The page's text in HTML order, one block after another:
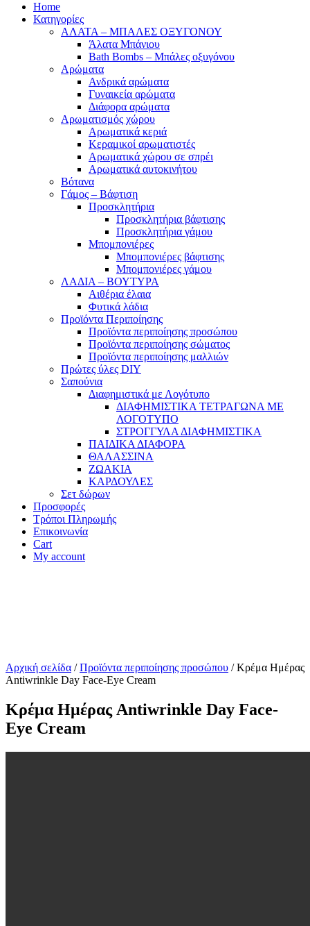
Home
Κατηγορίες
ΑΛΑΤΑ – ΜΠΑΛΕΣ ΟΞΥΓΟΝΟΥ
Άλατα Μπάνιου
Bath Bombs – Μπάλες οξυγόνου
Αρώματα
Ανδρικά αρώματα
Γυναικεία αρώματα
Διάφορα αρώματα
Αρωματισμός χώρου
Αρωματικά κεριά
Kεραμικοί αρωματιστές
Αρωματικά χώρου σε σπρέι
Aρωματικά αυτοκινήτου
Βότανα
Γάμος – Βάφτιση
Προσκλητήρια
Προσκλητήρια βάφτισης
Προσκλητήρια γάμου
Μπομπονιέρες
Μπομπονιέρες βάφτισης
Μπομπονιέρες γάμου
ΛΑΔΙΑ – ΒΟΥΤΥΡΑ
Αιθέρια έλαια
Φυτικά λάδια
Προϊόντα Περιποίησης
Προϊόντα περιποίησης προσώπου
Προϊόντα περιποίησης σώματος
Προϊόντα περιποίησης μαλλιών
Πρώτες ύλες DIY
Σαπούνια
Διαφημιστικά με Λογότυπο
ΔΙΑΦΗΜΙΣΤΙΚΑ ΤΕΤΡΑΓΩΝΑ ΜΕ
ΛΟΓΟΤΥΠΟ
ΣΤΡΟΓΓΥΛΑ ΔΙΑΦΗΜΙΣΤΙΚΑ
ΠΑΙΔΙΚΑ ΔΙΑΦΟΡΑ
ΘΑΛΑΣΣΙΝΑ
ΖΩΑΚΙΑ
ΚΑΡΔΟΥΛΕΣ
Σετ δώρων
Προσφορές
Τρόποι Πληρωμής
Επικοινωνία
Cart
My account
Αρχική σελίδα /Προϊόντα περιποίησης προσώπου / Κρέμα Ημέρας
Antiwrinkle Day Face-Eye Cream
Κρέμα Ημέρας Antiwrinkle Day Face-
Eye Cream